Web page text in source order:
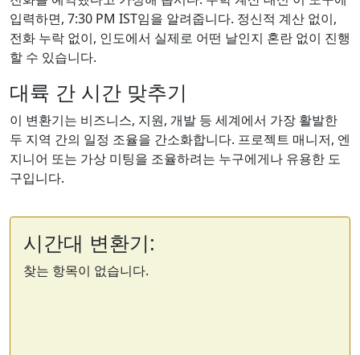
입력하면, 7:30 PM IST임을 알려줍니다. 정신적 계산 없이,
전화 누락 없이, 인도에서 실제로 어떤 날인지 혼란 없이 진행
할 수 있습니다.
대륙 간 시간 맞추기
이 변환기는 비즈니스, 지원, 개발 등 세계에서 가장 활발한
두 지역 간의 일정 조율을 간소화합니다. 프로젝트 매니저, 엔
지니어 또는 가상 미팅을 조율하려는 누구에게나 유용한 도
구입니다.
시간대 변환기:
찾는 항목이 없습니다.